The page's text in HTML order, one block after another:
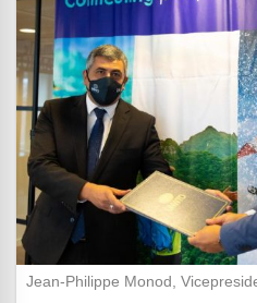
Jean-Philippe Monod,